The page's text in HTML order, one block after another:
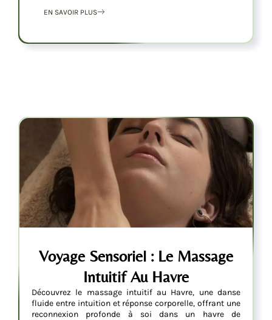
EN SAVOIR PLUS
Voyage Sensoriel : Le Massage
Intuitif Au Havre
Découvrez le massage intuitif au Havre, une danse
fluide entre intuition et réponse corporelle, offrant une
reconnexion profonde à soi dans un havre de